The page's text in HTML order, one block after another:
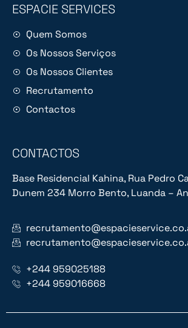
ESPACIE SERVICES
Quem Somos
Os Nossos Serviços
Os Nossos Clientes
Recrutamento
Contactos
CONTACTOS
Base Residencial Kahina, Rua Pedro
Dunem 234 Morro Bento, Luanda –
+244 959025188
+244 959016668